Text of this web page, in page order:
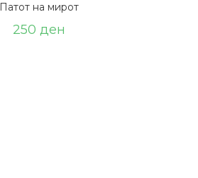
Патот на мирот
250 ден